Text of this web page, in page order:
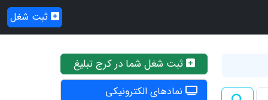
ثبت شغل
ثبت شغل شما در کرج تبلیغ
نمادهای الکترونیکی